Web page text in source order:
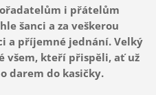
i přátelům
šanci a za veškerou
a příjemné jednání. Velký
všem, kteří přispěli, ať už
darem do kasičky.